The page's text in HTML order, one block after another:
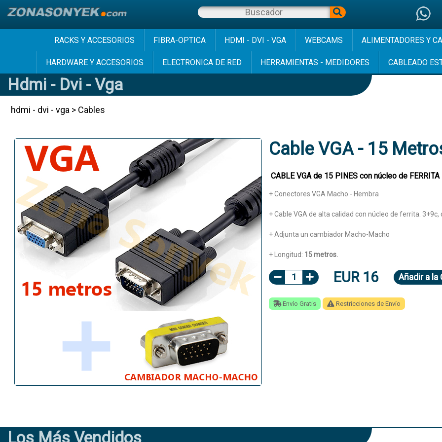
RACKS Y ACCESORIOS FIBRA-OPTICA HDMI - DVI - VGA WEBCAMS ALIMENTADORES Y
HARDWARE Y ACCESORIOS ELECTRONICA DE RED HERRAMIENTAS - MEDIDORES CABLEADO
Hdmi - Dvi - Vga
hdmi - dvi - vga > Cables
Cable VGA - 15
CABLE VGA de 15 PINES con núcleo de FERRITA
+ Conectores VGA Macho - Hembra
+ Cable VGA de alta calidad con núcleo de ferrita.
+ Adjunta un cambiador Macho-Macho
+ Longitud: 15 metros.
1 EUR 16 Añadira la
Envío Gratis Restricciones de Envío
Los Más Vendidos